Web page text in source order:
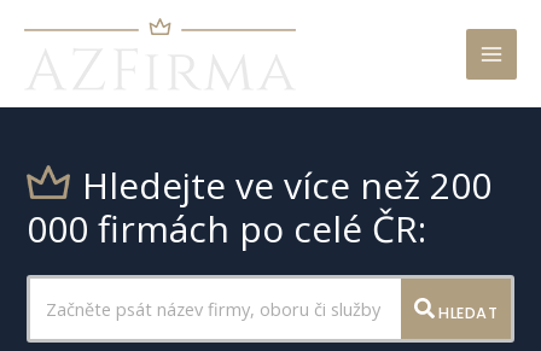
Hledejte ve více než 200
000 firmách po celé ČR:
HLEDAT